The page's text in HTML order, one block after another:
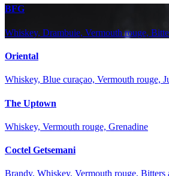
BFG
Whiskey, Drambuie, Vermouth rouge,
Oriental
Whiskey, Blue curaçao, Vermouth rouge,
The Uptown
Whiskey, Vermouth rouge, Grenadine
Coctel Getsemani
Brandy, Whiskey, Vermouth rouge, Bitters